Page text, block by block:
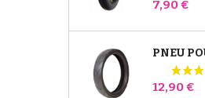
Prix
7,90 €
Prix
12,90 €